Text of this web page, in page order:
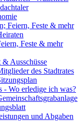
Feiern, Feste & mehr
Feste & mehr
& Ausschüsse
des Stadtrates
- Wo erledige ich was?
und Abgaben